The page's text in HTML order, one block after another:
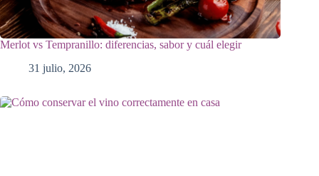
Merlot vs Tempranillo: diferencias, sabor y cuál elegir
31 julio, 2026